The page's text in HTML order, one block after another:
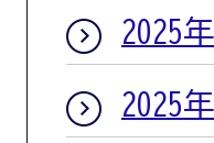
2025
2025